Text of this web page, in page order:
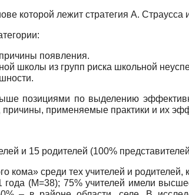
которой лежит стратегия А. Страусса
появления.
школы из групп риска школьной
позициями по выделению
применяемые практики и их
и 15 родителей (100%
среди тех учителей и родителей,
(M=38); 75% учителей имели